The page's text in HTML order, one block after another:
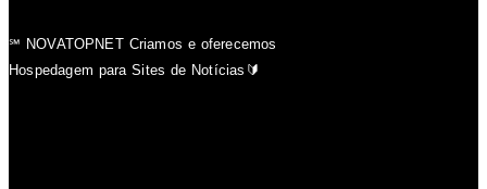
℠ NOVATOPNET Criamos e oferecemos
Hospedagem para Sites de Notícias🔰